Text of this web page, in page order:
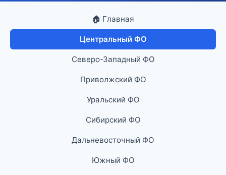
🏠 Главная
Центральный ФО
Северо-Западный ФО
Приволжский ФО
Уральский ФО
Сибирский ФО
Дальневосточный ФО
Южный ФО